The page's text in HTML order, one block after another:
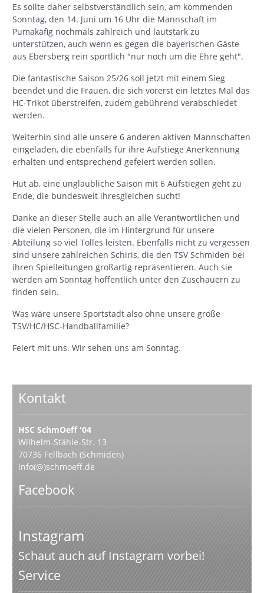
Es sollte daher selbstverständlich sein, am kommenden
Sonntag, den 14. Juni um 16 Uhr die Mannschaft im
Pumakäfig nochmals zahlreich und lautstark zu
unterstützen, auch wenn es gegen die bayerischen Gäste
aus Ebersberg rein sportlich "nur noch um die Ehre geht".
Die fantastische Saison 25/26 soll jetzt mit einem Sieg
beendet und die Frauen, die sich vorerst ein letztes Mal das
HC-Trikot überstreifen, zudem gebührend verabschiedet
werden.
Weiterhin sind alle unsere 6 anderen aktiven Mannschaften
eingeladen, die ebenfalls für ihre Aufstiege Anerkennung
erhalten und entsprechend gefeiert werden sollen.
Hut ab, eine unglaubliche Saison mit 6 Aufstiegen geht zu
Ende, die bundesweit ihresgleichen sucht!
Danke an dieser Stelle auch an alle Verantwortlichen und
die vielen Personen, die im Hintergrund für unsere
Abteilung so viel Tolles leisten. Ebenfalls nicht zu vergessen
sind unsere zahlreichen Schiris, die den TSV Schmiden bei
ihren Spielleitungen großartig repräsentieren. Auch sie
werden am Sonntag hoffentlich unter den Zuschauern zu
finden sein.
Was wäre unsere Sportstadt also ohne unsere große
TSV/HC/HSC-Handballfamilie?
Feiert mit uns. Wir sehen uns am Sonntag.
Kontakt
HSC SchmOeff '04
Wilhelm-Stähle-Str. 13
70736 Fellbach (Schmiden)
info(@)schmoeff.de
Facebook
Instagram
Schaut auch auf Instagram vorbei!
Service